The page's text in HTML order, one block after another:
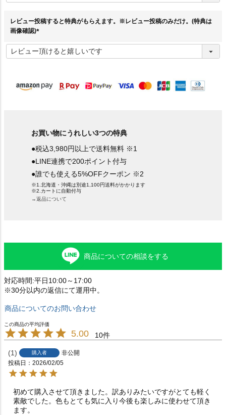
須
レビュー投稿すると特典がもらえます。※レビュー投稿のみだけ。(特典は
画像確認)
必
須
お買い物にうれしい3つの特典
●税込3,980円以上で送料無料 ※1
●LINE連携で200ポイント付与
●誰でも使える5%OFFクーポン ※2
※1.北海道・沖縄は別途1,100円送料がかかります
※2.カートに自動付与
→返品について
商品についての相談をする
対応時間:平日10:00～17:00
※30分以内の返信にて運用中。
商品についてのお問い合わせ
5.00 10
1 購入者
非公開
投稿日
2026/02/05
初めて購入させて頂きました。訳ありみたいですがとても軽く
素敵でした。色もとても気に入り今後も楽しみに使わせて頂き
ます。